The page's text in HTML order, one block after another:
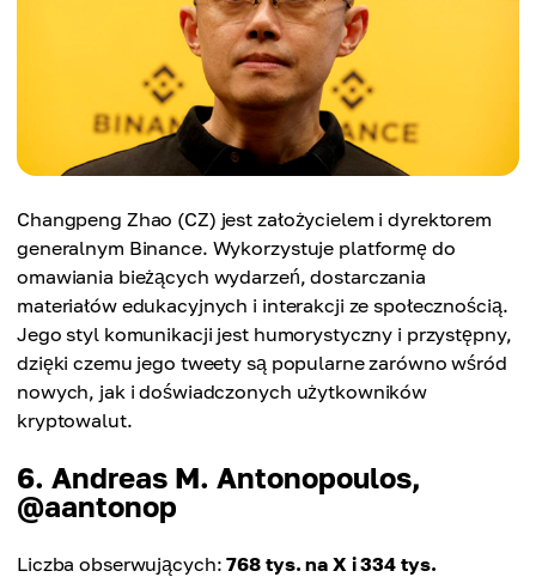
Changpeng Zhao (CZ) jest założycielem i dyrektorem
generalnym Binance. Wykorzystuje platformę do
omawiania bieżących wydarzeń, dostarczania
materiałów edukacyjnych i interakcji ze społecznością.
Jego styl komunikacji jest humorystyczny i przystępny,
dzięki czemu jego tweety są popularne zarówno wśród
nowych, jak i doświadczonych użytkowników
kryptowalut.
6. Andreas M. Antonopoulos,
@aantonop
Liczba obserwujących:768 tys. na X i 334 tys.